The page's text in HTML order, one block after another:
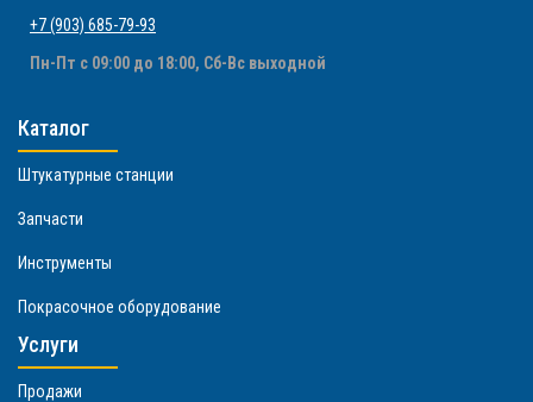
+7 (903) 685-79-93
Пн-Пт с 09:00 до 18:00, Сб-Вс выходной
Каталог
Штукатурные станции
Запчасти
Инструменты
Покрасочное оборудование
Услуги
Продажи